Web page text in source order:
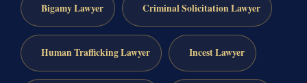
Bigamy Lawyer Criminal Solicitation Lawyer
Human Trafficking Lawyer Incest Lawyer